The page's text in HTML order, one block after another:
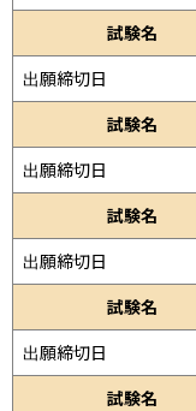
試験名
出願締切日
試験名
出願締切日
試験名
出願締切日
試験名
出願締切日
試験名